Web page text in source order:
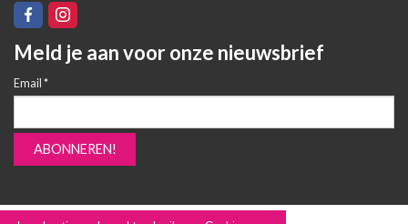
Meld je aan voor onze nieuwsbrief
Email *